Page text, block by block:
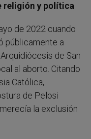
religión y política
de 2022 cuando
públicamente a
de San
al aborto. Citando
Católica,
de Pelosi
la exclusión